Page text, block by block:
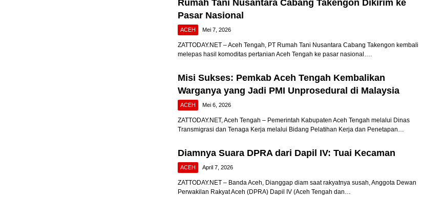
Rumah Tani Nusantara Cabang Takengon Dikirim ke
Pasar Nasional
ACEH Mei 7, 2026
ZATTODAY.NET – Aceh Tengah, PT Rumah Tani Nusantara Cabang Takengon kembali
melepas hasil komoditas pertanian Aceh Tengah ke pasar nasional….
Misi Sukses: Pemkab Aceh Tengah Kembalikan
Warganya yang Jadi PMI Unprosedural di Malaysia
ACEH Mei 6, 2026
ZATTODAY.NET, Aceh Tengah – Pemerintah Kabupaten Aceh Tengah melalui Dinas
Transmigrasi dan Tenaga Kerja melalui Bidang Pelatihan Kerja dan Penetapan…
Diamnya Suara DPRA dari Dapil IV: Tuai Kecaman
ACEH April 7, 2026
ZATTODAY.NET – Banda Aceh, Dianggap diam saat rakyatnya susah, Anggota Dewan
Perwakilan Rakyat Aceh (DPRA) Dapil IV (Aceh Tengah dan…